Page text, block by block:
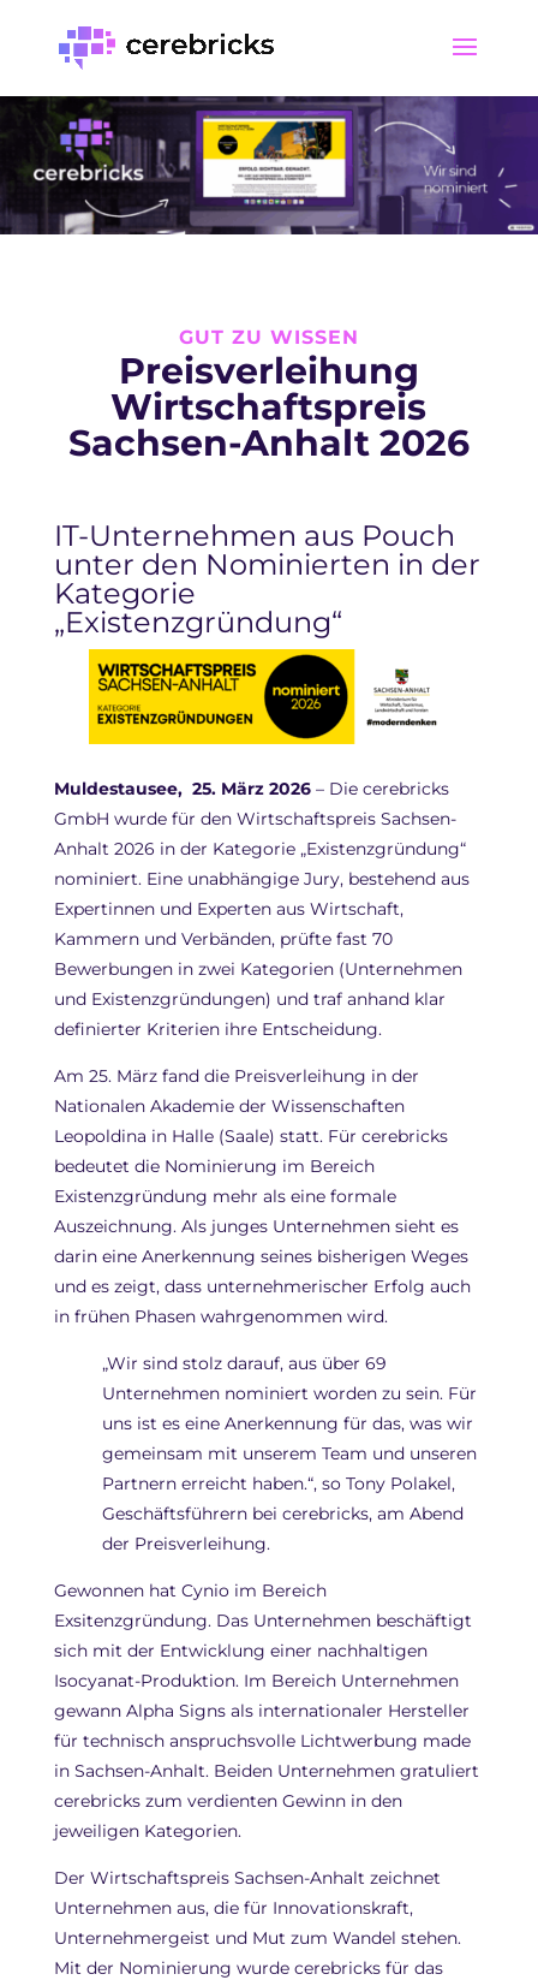
GUT ZU WISSEN
Preisverleihung
Wirtschaftspreis
Sachsen-Anhalt 2026
IT-Unternehmen aus Pouch
unter den Nominierten in der
Kategorie
„Existenzgründung“
Muldestausee, 25. März 2026– Die cerebricks
GmbH wurde für den Wirtschaftspreis Sachsen-
Anhalt 2026 in der Kategorie „Existenzgründung“
nominiert. Eine unabhängige Jury, bestehend aus
Expertinnen und Experten aus Wirtschaft,
Kammern und Verbänden, prüfte fast 70
Bewerbungen in zwei Kategorien (Unternehmen
und Existenzgründungen) und traf anhand klar
definierter Kriterien ihre Entscheidung.
Am 25. März fand die Preisverleihung in der
Nationalen Akademie der Wissenschaften
Leopoldina in Halle (Saale) statt. Für cerebricks
bedeutet die Nominierung im Bereich
Existenzgründung mehr als eine formale
Auszeichnung. Als junges Unternehmen sieht es
darin eine Anerkennung seines bisherigen Weges
und es zeigt, dass unternehmerischer Erfolg auch
in frühen Phasen wahrgenommen wird.
„Wir sind stolz darauf, aus über 69
Unternehmen nominiert worden zu sein. Für
uns ist es eine Anerkennung für das, was wir
gemeinsam mit unserem Team und unseren
Partnern erreicht haben.“, so Tony Polakel,
Geschäftsführern bei cerebricks, am Abend
der Preisverleihung.
Gewonnen hat Cynio im Bereich
Exsitenzgründung. Das Unternehmen beschäftigt
sich mit der Entwicklung einer nachhaltigen
Isocyanat-Produktion. Im Bereich Unternehmen
gewann Alpha Signs als internationaler Hersteller
für technisch anspruchsvolle Lichtwerbung made
in Sachsen-Anhalt. Beiden Unternehmen gratuliert
cerebricks zum verdienten Gewinn in den
jeweiligen Kategorien.
Der Wirtschaftspreis Sachsen-Anhalt zeichnet
Unternehmen aus, die für Innovationskraft,
Unternehmergeist und Mut zum Wandel stehen.
Mit der Nominierung wurde cerebricks für das